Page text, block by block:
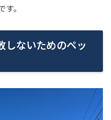
。
しないためのペッ